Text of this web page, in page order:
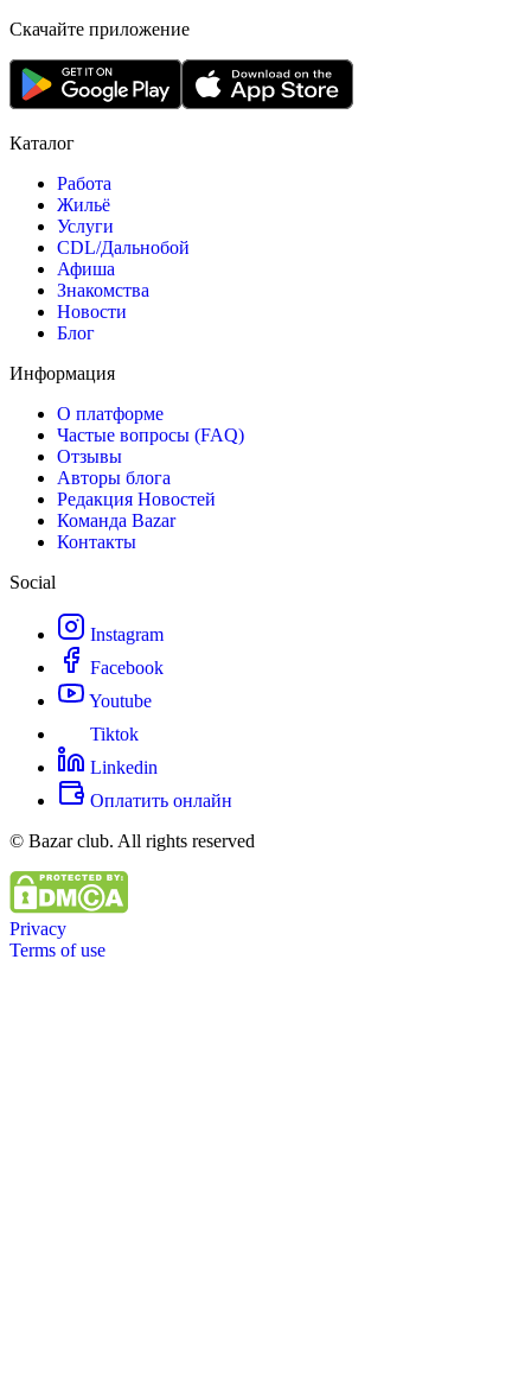
Скачайте приложение
Каталог
Работа
Жильё
Услуги
CDL/Дальнобой
Афиша
Знакомства
Новости
Блог
Информация
О платформе
Частые вопросы (FAQ)
Отзывы
Авторы блога
Редакция Новостей
Команда Bazar
Контакты
Social
Instagram
Facebook
Youtube
Tiktok
Linkedin
Оплатить онлайн
© Bazar club. All rights reserved
Privacy
Terms of use